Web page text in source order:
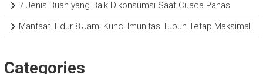
7 Jenis Buah yang Baik Dikonsumsi Saat Cuaca Panas
Manfaat Tidur 8 Jam: Kunci Imunitas Tubuh Tetap Maksimal
Categories